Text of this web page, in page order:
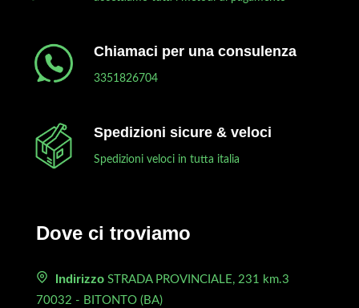
Chiamaci per una consulenza
3351826704
Spedizioni sicure & veloci
Spedizioni veloci in tutta italia
Dove ci troviamo
Indirizzo STRADA PROVINCIALE, 231 km.3
70032 - BITONTO (BA)